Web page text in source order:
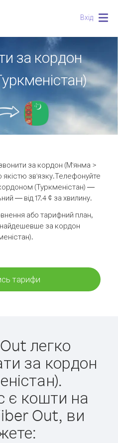
Вхід
за кордон
за кордон (М'янма >
зв'язку.Телефонуйте
(Туркменістан) —
— від 17.4 ¢ за хвилину.
або тарифний план,
за кордон
тарифи
легко
за кордон
є кошти на
Out, ви